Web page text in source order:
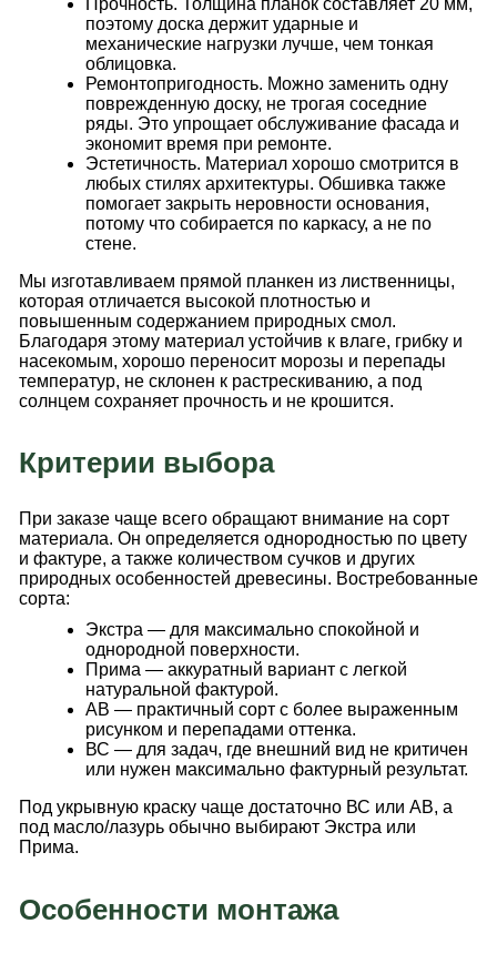
поэтому доска держит ударные и
механические нагрузки лучше, чем тонкая
облицовка.
Ремонтопригодность. Можно заменить одну
поврежденную доску, не трогая соседние
ряды. Это упрощает обслуживание фасада и
экономит время при ремонте.
Эстетичность. Материал хорошо смотрится в
любых стилях архитектуры. Обшивка также
помогает закрыть неровности основания,
потому что собирается по каркасу, а не по
стене.
Мы изготавливаем прямой планкен из лиственницы,
которая отличается высокой плотностью и
повышенным содержанием природных смол.
Благодаря этому материал устойчив к влаге, грибку и
насекомым, хорошо переносит морозы и перепады
температур, не склонен к растрескиванию, а под
солнцем сохраняет прочность и не крошится.
Критерии выбора
При заказе чаще всего обращают внимание на сорт
материала. Он определяется однородностью по цвету
и фактуре, а также количеством сучков и других
природных особенностей древесины. Востребованные
сорта:
Экстра — для максимально спокойной и
однородной поверхности.
Прима — аккуратный вариант с легкой
натуральной фактурой.
АВ — практичный сорт с более выраженным
рисунком и перепадами оттенка.
ВС — для задач, где внешний вид не критичен
или нужен максимально фактурный результат.
Под укрывную краску чаще достаточно ВС или АВ, а
под масло/лазурь обычно выбирают Экстра или
Прима.
Особенности монтажа